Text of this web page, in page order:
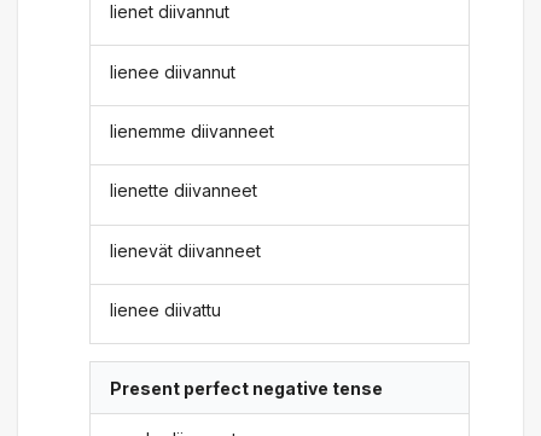
lienet diivannut
lienee diivannut
lienemme diivanneet
lienette diivanneet
lienevät diivanneet
lienee diivattu
Present perfect negative tense